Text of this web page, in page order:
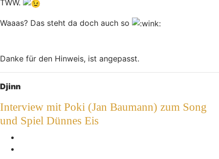
TWW.
Waaas? Das steht da doch auch so
Danke für den Hinweis, ist angepasst.
Nach oben
Djinn
Interview mit Poki (Jan Baumann) zum Song
und Spiel Dünnes Eis